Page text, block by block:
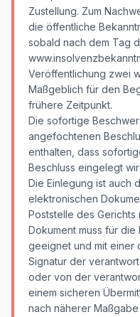
Zustellung. Zum
die öffentliche
sobald nach dem Tag
Veröffentlichung zwei
Maßgeblich für den
frühere Zeitpunkt.
Die sofortige
angefochtenen
enthalten, dass
Beschluss eingelegt
Die Einlegung ist auch
elektronischen
Poststelle des Gerichts
Dokument muss für
geeignet und mit einer
Signatur der
oder von der
einem sicheren
nach näherer